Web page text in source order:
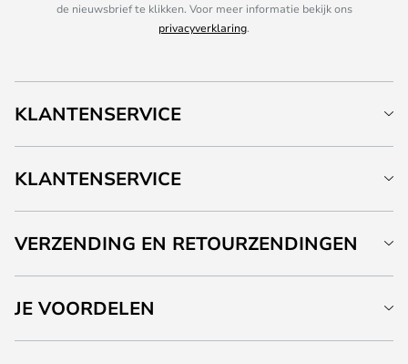
de nieuwsbrief te klikken. Voor meer informatie bekijk ons
privacyverklaring.
KLANTENSERVICE
KLANTENSERVICE
VERZENDING EN RETOURZENDINGEN
JE VOORDELEN